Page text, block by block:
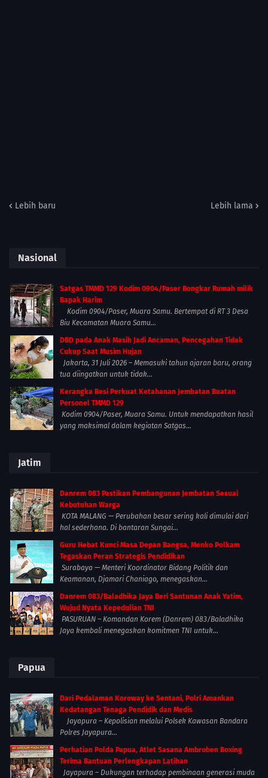
Lebih baru Lebih lama
Nasional
Satgas TMMD 129 Kodim 0904/Paser Bongkar Rumah milik
Bapak Harim
Kodim 0904/Paser, Muara Samu. Bertempat di RT 3 Desa
Biu Kecamatan Muara Samu...
DBD pada Anak Masih Jadi Ancaman, Pencegahan Tidak
Cukup Saat Musim Hujan
Jakarta, 31 Juli 2026 – Memasuki tahun ajaran baru, orang
tua diingatkan untuk tidak...
Kerangka Besi Perkuat Ketahanan Jembatan Buatan
Personel TMMD 129
Kodim 0904/Paser, Muara Samu. Untuk mendapatkan hasil
yang maksimal dalam kegiatan Satgas...
Jatim
Danrem 083 Pastikan Pembangunan Jembatan Sesuai
Kebutuhan Warga
KOTA MALANG — Perubahan besar sering kali dimulai dari
hal sederhana. Di bantaran Sungai...
Guru Hebat Kunci Masa Depan Bangsa, Menko Polkam
Tegaskan Peran Strategis Pendidikan
Surabaya — Menteri Koordinator Bidang Politik dan
Keamanan, Djamari Chaniago, menegaskan...
Danrem 083/Baladhika Jaya Beri Santunan Anak Yatim,
Wujud Nyata Kepedulian TNI
PASURUAN – Komandan Korem (Danrem) 083/Baladhika
Jaya kembali menegaskan komitmen TNI untuk...
Papua
Dari Pedalaman Koroway ke Sentani, Polri Amankan
Kedatangan Tenaga Pendidik dan Medis
Jayapura – Kepolisian melalui Polsek Kawasan Bandara
Polres Jayapura...
Perhatian Polda Papua, Atlet Sasana Ambroben Boxing
Terima Bantuan Perlengkapan Latihan
Jayapura – Dukungan terhadap pembinaan generasi muda